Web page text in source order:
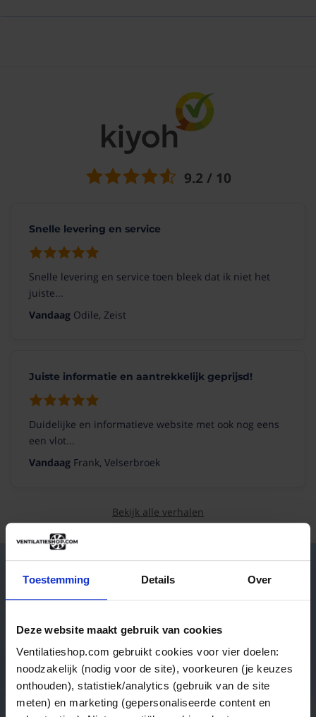
Toestemming Details Over
Deze website maakt gebruik van cookies
Ventilatieshop.com gebruikt cookies voor vier doelen:
noodzakelijk (nodig voor de site), voorkeuren (je keuzes
onthouden), statistiek/analytics (gebruik van de site
meten) en marketing (gepersonaliseerde content en
9.2 / 10
Snelle levering en service
Snelle levering en service toen bleek dat ik niet het
juiste...
Vandaag Odile, Zeist
Juiste informatie en aantrekkelijk geprijsd!
Duidelijke en informatieve website met ook nog eens
een vlot...
Vandaag Frank, Velserbroek
Bekijk alle verhalen
Advies nodig van onze specialisten?
Neem contact met ons op en wij helpen je verder op weg!
Onze klantenservice is bereikbaar van 08:30 tot 17:00 uur
Bel naar +31 (0) 318 645538
Direct antwoord